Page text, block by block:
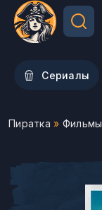
Сериалы
Пиратка » Фильмы